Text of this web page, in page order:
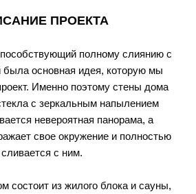
ПРОЕКТА
полному слиянию с
была основная идея, которую мы
Именно поэтому стены дома
с зеркальным напылением
невероятная панорама, а
свое окружение и полностью
сливается с ним.
состоит из жилого блока и сауны,